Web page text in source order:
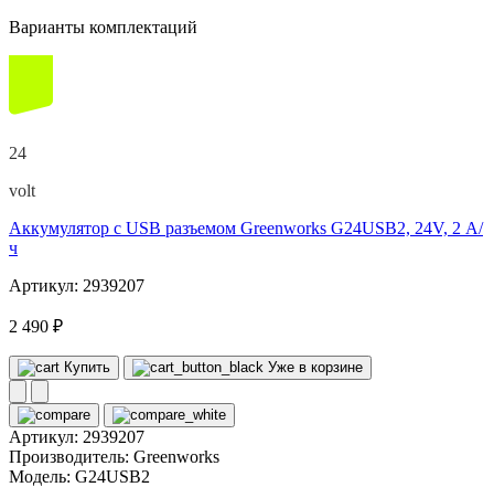
Варианты комплектаций
24
volt
Аккумулятор с USB разъемом Greenworks G24USB2, 24V, 2 А/
ч
Артикул: 2939207
2 490 ₽
Купить Уже в корзине
Артикул: 2939207
Производитель: Greenworks
Модель: G24USB2